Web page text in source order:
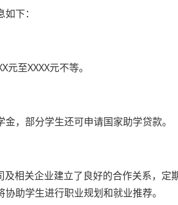
下：
至XXXX元不等。
，部分学生还可申请国家助学贷款。
相关企业建立了良好的合作关系，定
助学生进行职业规划和就业推荐。